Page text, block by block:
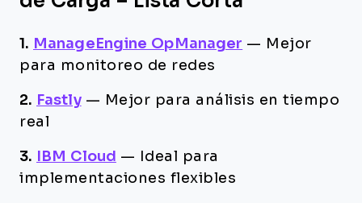
1. ManageEngine OpManager — Mejor
para monitoreo de redes
2. Fastly — Mejor para análisis en tiempo
real
3. IBM Cloud —
Ideal para
implementaciones flexibles